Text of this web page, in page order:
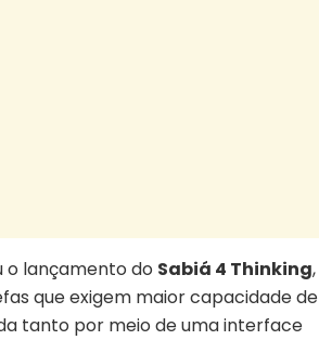
o lançamento do Sabiá 4 Thinking,
que exigem maior capacidade de
tanto por meio de uma interface